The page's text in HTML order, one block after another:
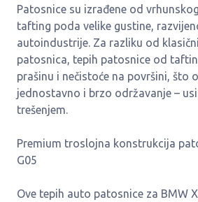
Patosnice su izrađene od
tafting poda velike gustine,
autoindustrije. Za razliku od
patosnica, tepih patosnice od
prašinu i nečistoće na površini, što
jednostavno i brzo održavanje –
trešenjem.
Premium troslojna konstrukcija
G05
Ove tepih auto patosnice za BMW